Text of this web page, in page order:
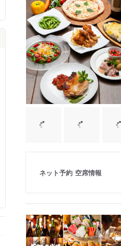
ネット予約 空席情報